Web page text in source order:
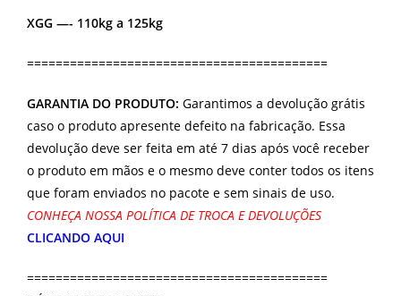
XGG —- 110kg a 125kg
==========================================
GARANTIA DO PRODUTO: Garantimos a devolução grátis
caso o produto apresente defeito na fabricação. Essa
devolução deve ser feita em até 7 dias após você receber
o produto em mãos e o mesmo deve conter todos os itens
que foram enviados no pacote e sem sinais de uso.
CONHEÇA NOSSA POLÍTICA DE TROCA E DEVOLUÇÕES
CLICANDO AQUI
==========================================